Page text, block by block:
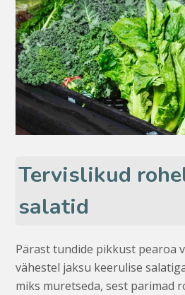
Tervislikud
salatid
Pärast tundide pikkust pearoa
vähestel jaksu keerulise
miks muretseda, sest parimad